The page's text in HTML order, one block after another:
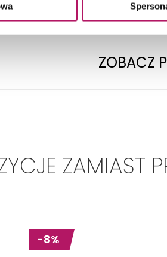
Kształt:
ZOBACZ
ZAMIAST
-8%